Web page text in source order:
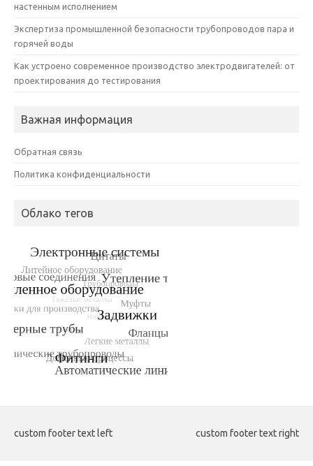
настенным исполнением
Экспертиза промышленной безопасности трубопроводов пара и
горячей воды
Как устроено современное производство электродвигателей: от
проектирования до тестирования
Важная информация
Обратная связь
Политика конфиденциальности
Облако тегов
custom footer text left custom footer text right